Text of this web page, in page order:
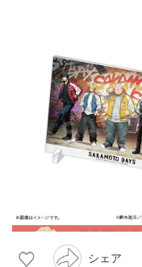
シェア